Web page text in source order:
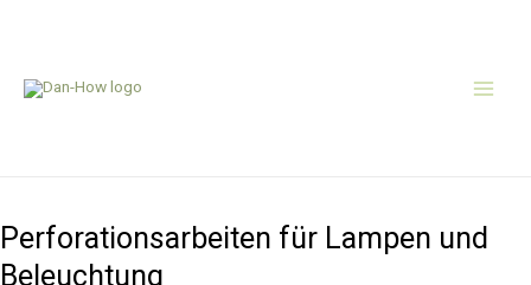
Perforationsarbeiten für Lampen und
Beleuchtung